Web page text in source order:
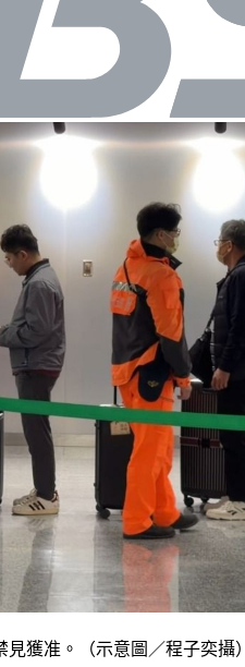
獲准。（示意圖／程子奕攝）